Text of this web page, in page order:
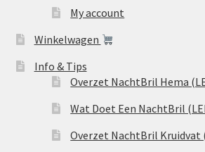
My account
Winkelwagen
Info & Tips
Overzet NachtBril Hema
Wat Doet Een NachtBril
Overzet NachtBril Kruidvat